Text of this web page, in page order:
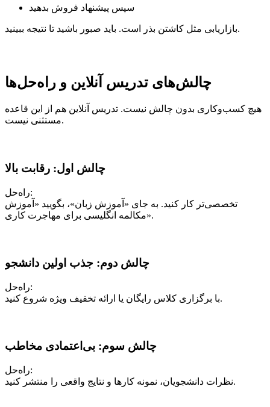
سپس پیشنهاد فروش بدهید
بازاریابی مثل کاشتن بذر است. باید صبور باشید تا نتیجه ببینید.
چالش‌های تدریس آنلاین و راه‌حل‌ها
هیچ کسب‌وکاری بدون چالش نیست. تدریس آنلاین هم از این قاعده
مستثنی نیست.
چالش اول: رقابت بالا
راه‌حل:
تخصصی‌تر کار کنید. به جای «آموزش زبان»، بگویید «آموزش
مکالمه انگلیسی برای مهاجرت کاری».
چالش دوم: جذب اولین دانشجو
راه‌حل:
با برگزاری کلاس رایگان یا ارائه تخفیف ویژه شروع کنید.
چالش سوم: بی‌اعتمادی مخاطب
راه‌حل:
نظرات دانشجویان، نمونه کارها و نتایج واقعی را منتشر کنید.